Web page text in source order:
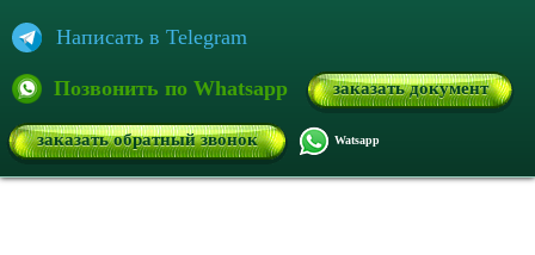
Написать в Telegram
Позвонить по Whatsapp заказать документ
заказать обратный звонок Watsapp